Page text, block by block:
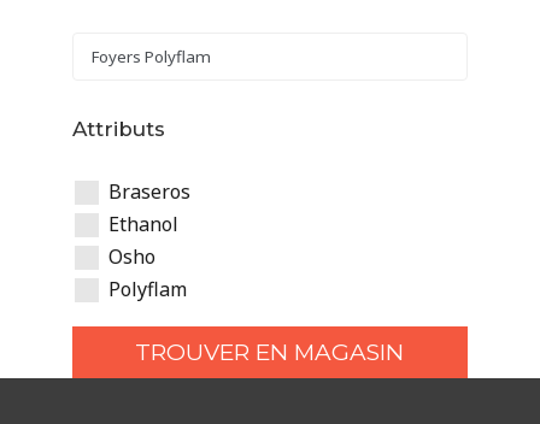
Attributs
Braseros
Ethanol
Osho
Polyflam
TROUVER EN MAGASIN